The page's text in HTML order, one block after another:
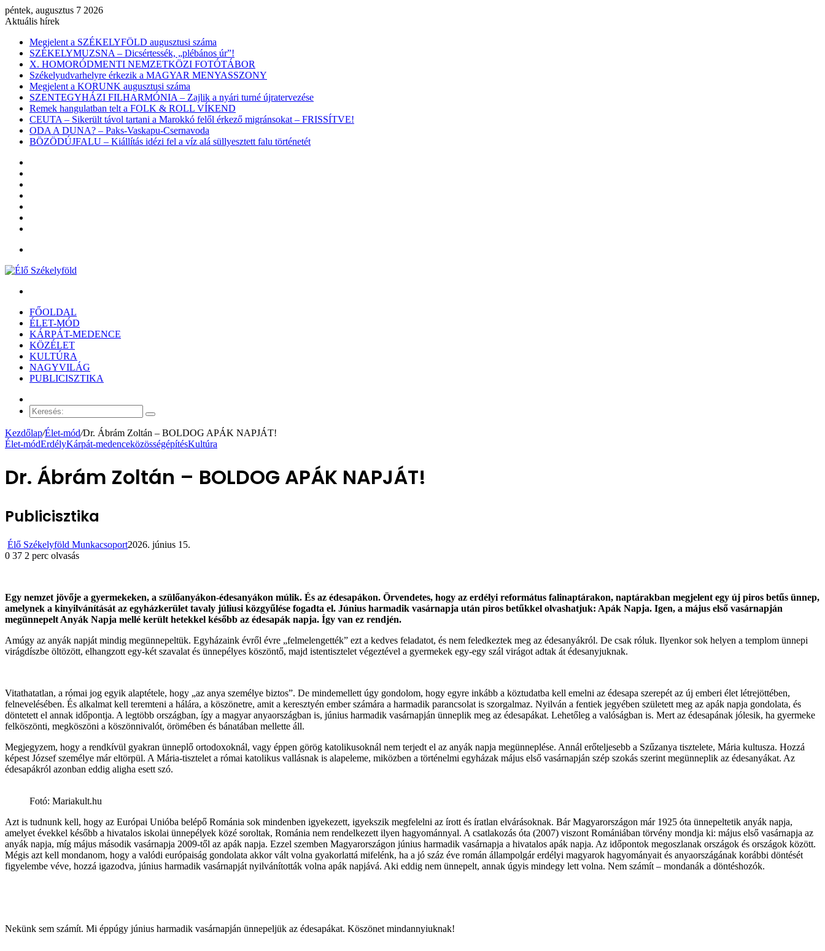
péntek, augusztus 7 2026
Aktuális hírek
Megjelent a SZÉKELYFÖLD augusztusi száma
SZÉKELYMUZSNA – Dicsértessék, „plébános úr”!
X. HOMORÓDMENTI NEMZETKÖZI FOTÓTÁBOR
Székelyudvarhelyre érkezik a MAGYAR MENYASSZONY
Megjelent a KORUNK augusztusi száma
SZENTEGYHÁZI FILHARMÓNIA – Zajlik a nyári turné újratervezése
Remek hangulatban telt a FOLK & ROLL VÍKEND
CEUTA – Sikerült távol tartani a Marokkó felől érkező migránsokat – FRISSÍTVE!
ODA A DUNA? – Paks-Vaskapu-Csernavoda
BÖZÖDÚJFALU – Kiállítás idézi fel a víz alá süllyesztett falu történetét
FŐOLDAL
ÉLET-MÓD
KÁRPÁT-MEDENCE
KÖZÉLET
KULTÚRA
NAGYVILÁG
PUBLICISZTIKA
cikk
Keresés:
Kezdőlap/Élet-mód/Dr. Ábrám Zoltán – BOLDOG APÁK NAPJÁT!
Élet-módErdélyKárpát-medenceközösségépítésKultúra
Dr. Ábrám Zoltán – BOLDOG APÁK NAPJÁT!
Publicisztika
Élő Székelyföld Munkacsoport2026. június 15.
0 37 2 perc olvasás
Facebook
X
Reddit
WhatsApp
Megosztás
email-
ben
Nyomtatás
Egy nemzet jövője a gyermekeken, a szülőanyákon-édesanyákon múlik. És az édesapákon. Örvendetes, hogy az erdélyi református falinaptárakon, naptárakban megjelent egy új piros betűs ünnep,
amelynek a kinyilvánítását az egyházkerület tavaly júliusi közgyűlése fogadta el. Június harmadik vasárnapja után piros betűkkel olvashatjuk: Apák Napja. Igen, a május első vasárnapján
megünnepelt Anyák Napja mellé került hetekkel később az édesapák napja. Így van ez rendjén.
Amúgy az anyák napját mindig megünnepeltük. Egyházaink évről évre „felmelengették” ezt a kedves feladatot, és nem feledkeztek meg az édesanyákról. De csak róluk. Ilyenkor sok helyen a templom ünnepi
virágdíszbe öltözött, elhangzott egy-két szavalat és ünnepélyes köszöntő, majd istentisztelet végeztével a gyermekek egy-egy szál virágot adtak át édesanyjuknak.
Vitathatatlan, a római jog egyik alaptétele, hogy „az anya személye biztos”. De mindemellett úgy gondolom, hogy egyre inkább a köztudatba kell emelni az édesapa szerepét az új emberi élet létrejöttében,
felnevelésében. És alkalmat kell teremteni a hálára, a köszönetre, amit a keresztyén ember számára a harmadik parancsolat is szorgalmaz. Nyilván a fentiek jegyében született meg az apák napja gondolata, és
döntetett el annak időpontja. A legtöbb országban, így a magyar anyaországban is, június harmadik vasárnapján ünneplik meg az édesapákat. Lehetőleg a valóságban is. Mert az édesapának jólesik, ha gyermeke
felköszönti, megköszöni a köszönnivalót, örömében és bánatában mellette áll.
Megjegyzem, hogy a rendkívül gyakran ünneplő ortodoxoknál, vagy éppen görög katolikusoknál nem terjedt el az anyák napja megünneplése. Annál erőteljesebb a Szűzanya tisztelete, Mária kultusza. Hozzá
képest József személye már eltörpül. A Mária-tisztelet a római katolikus vallásnak is alapeleme, miközben a történelmi egyházak május első vasárnapján szép szokás szerint megünneplik az édesanyákat. Az
édesapákról azonban eddig aligha esett szó.
Fotó: Mariakult.hu
Azt is tudnunk kell, hogy az Európai Unióba belépő Románia sok mindenben igyekezett, igyekszik megfelelni az írott és íratlan elvárásoknak. Bár Magyarországon már 1925 óta ünnepeltetik anyák napja,
amelyet évekkel később a hivatalos iskolai ünnepélyek közé soroltak, Románia nem rendelkezett ilyen hagyománnyal. A csatlakozás óta (2007) viszont Romániában törvény mondja ki: május első vasárnapja az
anyák napja, míg május második vasárnapja 2009-től az apák napja. Ezzel szemben Magyarországon június harmadik vasárnapja a hivatalos apák napja. Az időpontok megoszlanak országok és országok között.
Mégis azt kell mondanom, hogy a valódi európaiság gondolata akkor vált volna gyakorlattá mifelénk, ha a jó száz éve román állampolgár erdélyi magyarok hagyományait és anyaországának korábbi döntését
figyelembe véve, hozzá igazodva, június harmadik vasárnapját nyilvánították volna apák napjává. Aki eddig nem ünnepelt, annak úgyis mindegy lett volna. Nem számít – mondanák a döntéshozók.
Nekünk sem számít. Mi éppúgy június harmadik vasárnapján ünnepeljük az édesapákat. Köszönet mindannyiuknak!